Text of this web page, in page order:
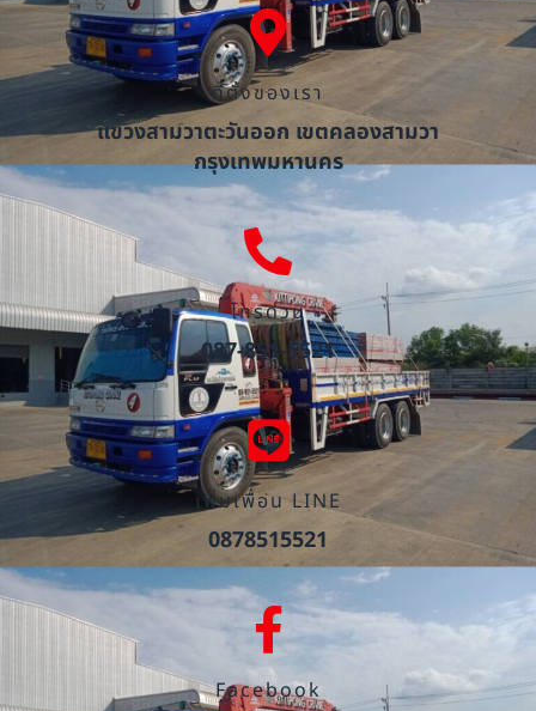
ที่ตั้งของเรา
แขวงสามวาตะวันออก เขตคลองสามวา
กรุงเทพมหานคร
โทรด่วน
087-851-5521
เพิ่มเพื่อน LINE
0878515521
Facebook